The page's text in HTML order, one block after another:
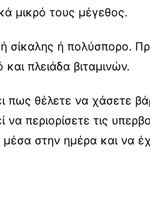
μικρό τους μέγεθος.
σίκαλης ή πολύσπορο.
πλειάδα βιταμινών.
πως θέλετε να χάσετε
περιορίσετε τις
στην ημέρα και να